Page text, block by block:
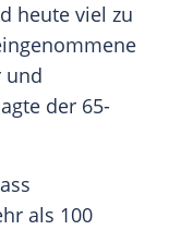
heute viel zu
und
der 65-
als 100